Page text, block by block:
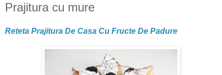
Prajitura cu mure
Reteta Prajitura De Casa Cu Fructe De Padure